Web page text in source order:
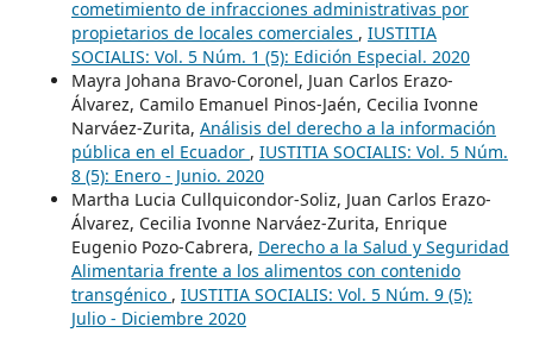
cometimiento de infracciones administrativas por
propietarios de locales comerciales , IUSTITIA
SOCIALIS: Vol. 5 Núm. 1 (5): Edición Especial. 2020
Mayra Johana Bravo-Coronel, Juan Carlos Erazo-
Álvarez, Camilo Emanuel Pinos-Jaén, Cecilia Ivonne
Narváez-Zurita, Análisis del derecho a la información
pública en el Ecuador , IUSTITIA SOCIALIS: Vol. 5 Núm.
8 (5): Enero - Junio. 2020
Martha Lucia Cullquicondor-Soliz, Juan Carlos Erazo-
Álvarez, Cecilia Ivonne Narváez-Zurita, Enrique
Eugenio Pozo-Cabrera, Derecho a la Salud y Seguridad
Alimentaria frente a los alimentos con contenido
transgénico , IUSTITIA SOCIALIS: Vol. 5 Núm. 9 (5):
Julio - Diciembre 2020